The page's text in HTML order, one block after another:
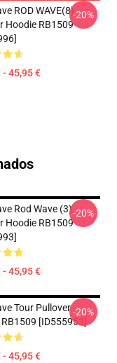
ROD WAVE(8)
Hoodie RB1509
- 45,95 €
-20%
Rod Wave (3)
Hoodie RB1509
- 45,95 €
-20%
Tour Pullover
[ID555953]
- 45,95 €
-20%